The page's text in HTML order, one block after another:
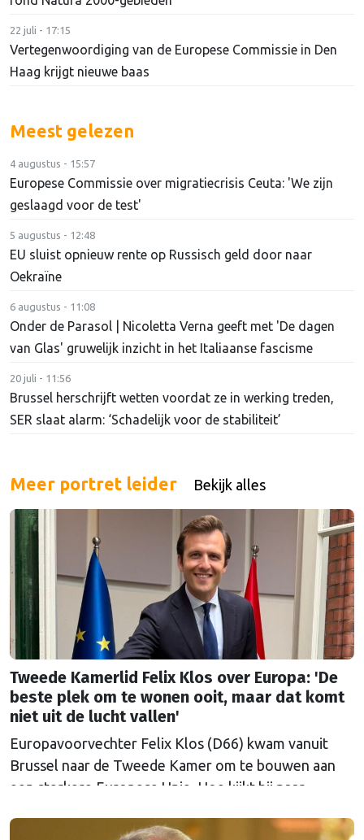
22 juli - 17:15
Vertegenwoordiging van de Europese Commissie in Den
Haag krijgt nieuwe baas
Meest gelezen
4 augustus - 15:57
Europese Commissie over migratiecrisis Ceuta: 'We zijn
geslaagd voor de test'
5 augustus - 12:48
EU sluist opnieuw rente op Russisch geld door naar
Oekraïne
6 augustus - 11:08
Onder de Parasol | Nicoletta Verna geeft met 'De dagen
van Glas' gruwelijk inzicht in het Italiaanse fascisme
20 juli - 11:56
Brussel herschrijft wetten voordat ze in werking treden,
SER slaat alarm: ‘Schadelijk voor de stabiliteit’
Meer portret leider Bekijk alles
Tweede Kamerlid Felix Klos over Europa: 'De
beste plek om te wonen ooit, maar dat komt
niet uit de lucht vallen'
Europavoorvechter Felix Klos (D66) kwam vanuit
Brussel naar de Tweede Kamer om te bouwen aan
een sterkere Europese Unie. Hoe kijkt hij naar
heeft kunnen proeven van de Brusselse én de